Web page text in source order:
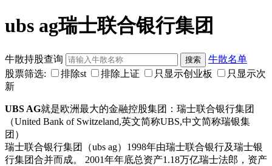
ubs ag瑞士联合银行集团
牛散持股查询
牛散名单
股票筛选:
排除st 排除上证 只显示创业板
只显示次
新
UBS AG就是欧洲最大的金融控股集团：瑞士联合银行集团
（United Bank of Switzeland,英文简称UBS,中文简称瑞银集
团）
瑞士联合银行集团（ubs ag）1998年由瑞士联合银行及瑞士银
行集团合并而成。 2001年年底总资产1.18万亿瑞士法郎，资产